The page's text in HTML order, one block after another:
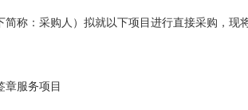
简称：采购人）拟就以下项目进行直接采购，现
章服务项目